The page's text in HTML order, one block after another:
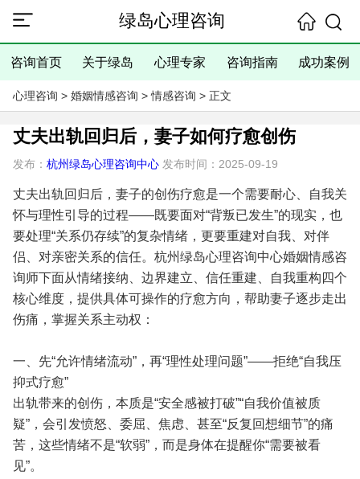
绿岛心理咨询
咨询首页 关于绿岛 心理专家 咨询指南 成功案例
心理咨询 > 婚姻情感咨询 >情感咨询 > 正文
丈夫出轨回归后，妻子如何疗愈创伤
发布： 杭州绿岛心理咨询中心发布时间：2025-09-19
丈夫出轨回归后，妻子的创伤疗愈是一个需要耐心、自我关
怀与理性引导的过程——既要面对“背叛已发生”的现实，也
要处理“关系仍存续”的复杂情绪，更要重建对自我、对伴
侣、对亲密关系的信任。杭州绿岛心理咨询中心婚姻情感咨
询师下面从情绪接纳、边界建立、信任重建、自我重构四个
核心维度，提供具体可操作的疗愈方向，帮助妻子逐步走出
伤痛，掌握关系主动权：
一、先“允许情绪流动”，再“理性处理问题”——拒绝“自我压
抑式疗愈”
出轨带来的创伤，本质是“安全感被打破”“自我价值被质
疑”，会引发愤怒、委屈、焦虑、甚至“反复回想细节”的痛
苦，这些情绪不是“软弱”，而是身体在提醒你“需要被看
见”。